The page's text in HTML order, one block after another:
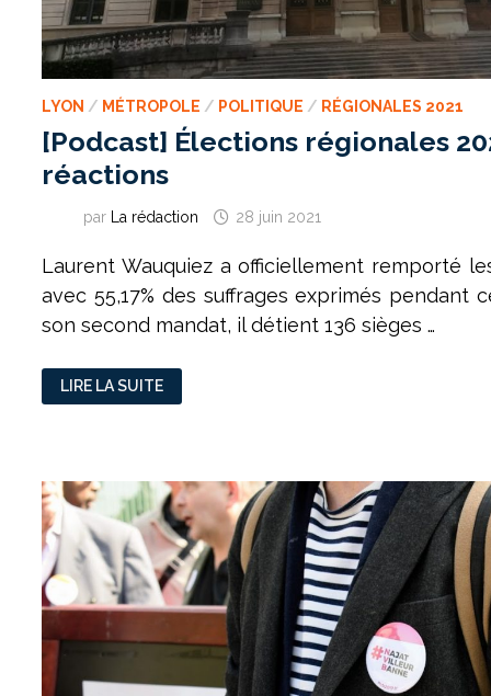
LYON / MÉTROPOLE / POLITIQUE / RÉGIONALES 2021
[Podcast] Élections régionales
réactions
par La rédaction 28 juin 2021
Laurent Wauquiez a officiellement remporté
avec 55,17% des suffrages exprimés pendant
son second mandat, il détient 136 sièges …
[PODCAST]
ÉLECTIONS
RÉGIONALES
RÉACTIONS
LIRE LA SUITE